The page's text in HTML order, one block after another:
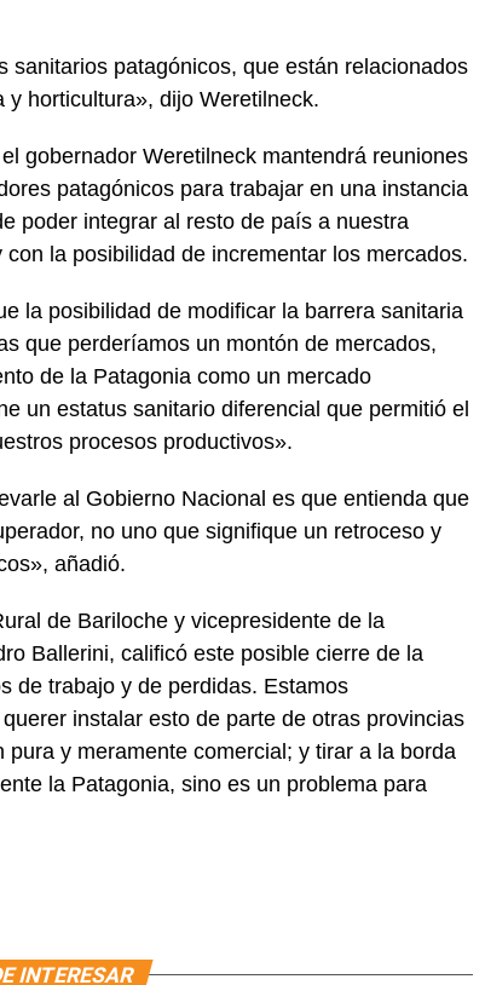
patagónicos, que están relacionados
horticultura», dijo Weretilneck.
gobernador Weretilneck mantendrá reuniones
patagónicos para trabajar en una instancia
poder integrar al resto de país a nuestra
la posibilidad de incrementar los mercados.
la posibilidad de modificar la barrera sanitaria
que perderíamos un montón de mercados,
de la Patagonia como un mercado
un estatus sanitario diferencial que permitió el
procesos productivos».
al Gobierno Nacional es que entienda que
no uno que signifique un retroceso y
añadió.
de Bariloche y vicepresidente de la
Ballerini, calificó este posible cierre de la
de trabajo y de perdidas. Estamos
instalar esto de parte de otras provincias
y meramente comercial; y tirar a la borda
la Patagonia, sino es un problema para
INTERESAR